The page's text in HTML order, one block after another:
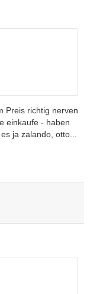
Preis richtig nerven
einkaufe - haben
ja zalando, otto...